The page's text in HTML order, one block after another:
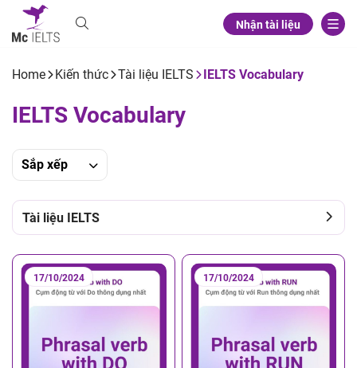
Nhận tài liệu
Home Kiến thức Tài liệu IELTS IELTS Vocabulary
IELTS Vocabulary
Sắp xếp
Tài liệu IELTS
17/10/2024 17/10/2024